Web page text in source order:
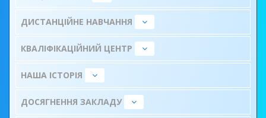
ДИСТАНЦІЙНЕ НАВЧАННЯ
КВАЛІФІКАЦІЙНИЙ ЦЕНТР
НАША ІСТОРІЯ
ДОСЯГНЕННЯ ЗАКЛАДУ